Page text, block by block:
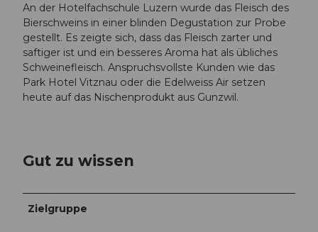
An der Hotelfachschule Luzern wurde das Fleisch des
Bierschweins in einer blinden Degustation zur Probe
gestellt. Es zeigte sich, dass das Fleisch zarter und
saftiger ist und ein besseres Aroma hat als übliches
Schweinefleisch. Anspruchsvollste Kunden wie das
Park Hotel Vitznau oder die Edelweiss Air setzen
heute auf das Nischenprodukt aus Gunzwil.
Gut zu wissen
Zielgruppe